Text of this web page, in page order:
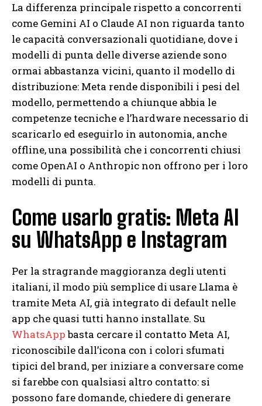
La differenza principale rispetto a concorrenti
come Gemini AI o Claude AI non riguarda tanto
le capacità conversazionali quotidiane, dove i
modelli di punta delle diverse aziende sono
ormai abbastanza vicini, quanto il modello di
distribuzione: Meta rende disponibili i pesi del
modello, permettendo a chiunque abbia le
competenze tecniche e l’hardware necessario di
scaricarlo ed eseguirlo in autonomia, anche
offline, una possibilità che i concorrenti chiusi
come OpenAI o Anthropic non offrono per i loro
modelli di punta.
Come usarlo gratis: Meta AI
su WhatsApp e Instagram
Per la stragrande maggioranza degli utenti
italiani, il modo più semplice di usare Llama è
tramite Meta AI, già integrato di default nelle
app che quasi tutti hanno installate. Su
WhatsAppbasta cercare il contatto Meta AI,
riconoscibile dall’icona con i colori sfumati
tipici del brand, per iniziare a conversare come
si farebbe con qualsiasi altro contatto: si
possono fare domande, chiedere di generare